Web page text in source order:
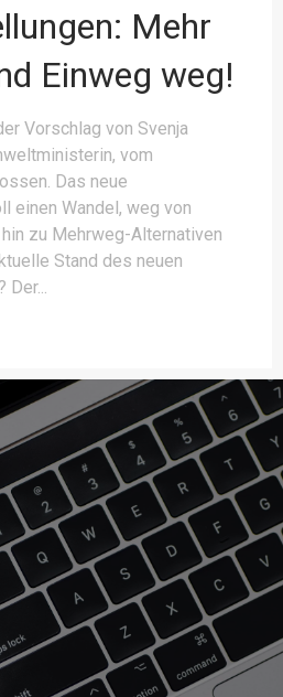
Mehr
Einweg weg!
Vorschlag von Svenja
vom
Das neue
einen Wandel, weg von
zu Mehrweg-Alternativen
Stand des neuen
Der